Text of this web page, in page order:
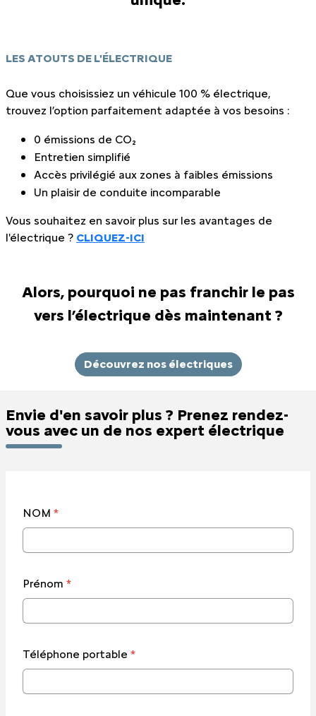
LES ATOUTS DE L'ÉLECTRIQUE
Que vous choisissiez un véhicule 100 % électrique,
trouvez l’option parfaitement adaptée à vos besoins :
0 émissions de CO₂
Entretien simplifié
Accès privilégié aux zones à faibles émissions
Un plaisir de conduite incomparable
Vous souhaitez en savoir plus sur les avantages de
l'électrique ? CLIQUEZ-ICI
Alors, pourquoi ne pas franchir le pas
vers l’électrique dès maintenant ?
Découvrez nos électriques
Envie d'en savoir plus ? Prenez rendez-
vous avec un de nos expert électrique
NOM *
Prénom *
Téléphone portable *